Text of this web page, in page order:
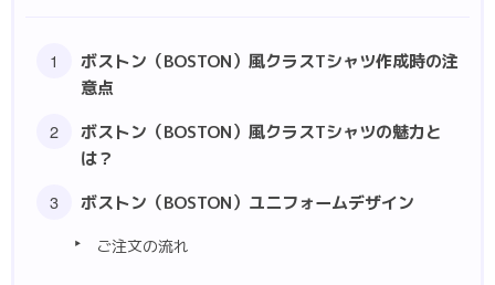
ボストン（BOSTON）風クラスTシャツ作成時の注
意点
ボストン（BOSTON）風クラスTシャツの魅力と
は？
ボストン（BOSTON）ユニフォームデザイン
ご注文の流れ